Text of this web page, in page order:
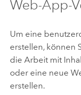
Web-App-
Um eine
erstellen, können
die Arbeit mit
oder eine neue
erstellen.